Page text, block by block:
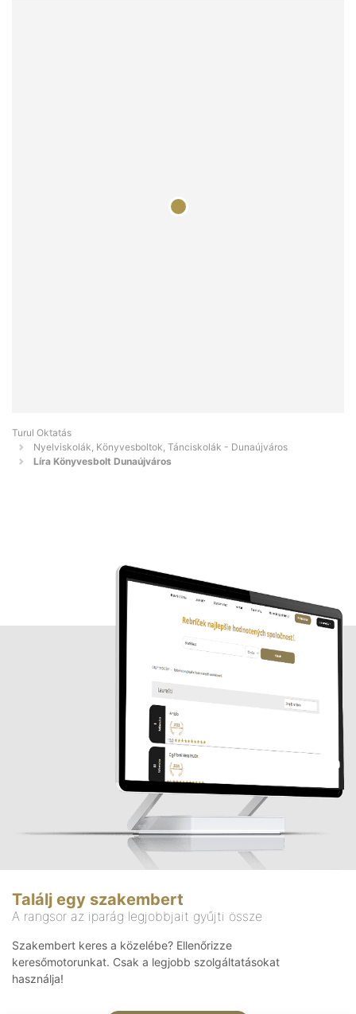
Turul Oktatás
Nyelviskolák, Könyvesboltok, Tánciskolák - Dunaújváros
Líra Könyvesbolt Dunaújváros
Találj egy szakembert
A rangsor az iparág legjobbjait gyűjti össze
Szakembert keres a közelébe? Ellenőrizze
keresőmotorunkat. Csak a legjobb szolgáltatásokat
használja!